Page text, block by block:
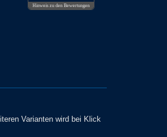
Hinweis zu den Bewertungen
Varianten wird bei Klick